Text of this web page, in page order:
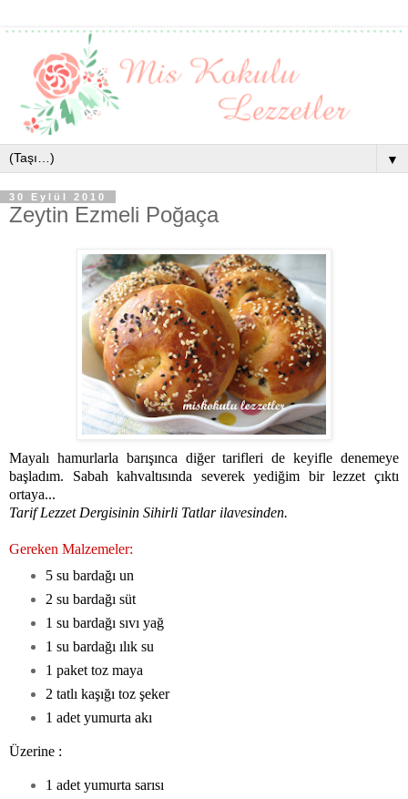
▼
30 Eylül 2010
Zeytin Ezmeli Poğaça
Mayalı hamurlarla barışınca diğer tarifleri de keyifle denemeye
başladım. Sabah kahvaltısında severek yediğim bir lezzet çıktı
ortaya...
Tarif Lezzet Dergisinin Sihirli Tatlar ilavesinden.
Gereken Malzemeler:
5 su bardağı un
2 su bardağı süt
1 su bardağı sıvı yağ
1 su bardağı ılık su
1 paket toz maya
2 tatlı kaşığı toz şeker
1 adet yumurta akı
Üzerine :
1 adet yumurta sarısı